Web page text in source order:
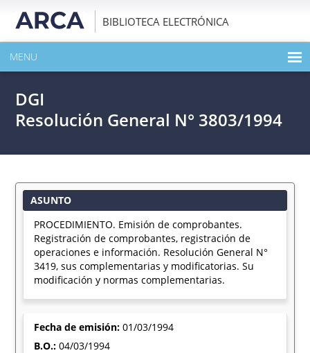
BIBLIOTECA ELECTRÓNICA
MENU
EXPANDIR TODO EL CONTENIDO DE LA PUBLICACIÓN
DGI
Resolución General N° 3803/1994
ASUNTO
PROCEDIMIENTO. Emisión de comprobantes.
Registración de comprobantes, registración de
operaciones e información. Resolución General N°
3419, sus complementarias y modificatorias. Su
modificación y normas complementarias.
Fecha de emisión:01/03/1994
B.O.:04/03/1994